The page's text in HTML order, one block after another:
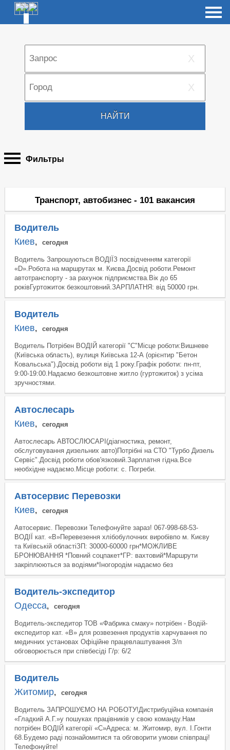
X
X
НАЙТИ
Фильтры
Транспорт, автобизнес - 101 вакансия
Водитель
Киев, сегодня
Водитель Запрошуються ВОДІЇЗ посвідченням категорії
«D».Робота на маршрутах м. Києва.Досвід роботи.Ремонт
автотранспорту - за рахунок підприємства.Вік до 65
роківГуртожиток безкоштовний.ЗАРПЛАТНЯ: від 50000 грн.
Водитель
Киев, сегодня
Водитель Потрібен ВОДІЙ категорії "С"Місце роботи:Вишневе
(Київська область), вулиця Київська 12-А (орієнтир "Бетон
Ковальська").Досвід роботи від 1 року.Графік роботи: пн-пт,
9:00-19:00.Надаємо безкоштовне житло (гуртожиток) з усіма
зручностями.
Автослесарь
Киев, сегодня
Автослесарь АВТОСЛЮСАРІ(діагностика, ремонт,
обслуговування дизельних авто)Потрібні на СТО "Турбо Дизель
Сервіс".Досвід роботи обов'язковий.Зарплатня гідна.Все
необхідне надаємо.Місце роботи: с. Погреби.
Автосервис Перевозки
Киев, сегодня
Автосервис. Перевозки Телефонуйте зараз! 067-998-68-53-
ВОДІЇ кат. «В»Перевезення хлібобулочних виробівпо м. Києву
та Київській областіЗП: 30000-60000 грн*МОЖЛИВЕ
БРОНЮВАННЯ *Повний соцпакет*ГР: вахтовий*Маршрути
закріплюються за водіями*Іногородім надаємо без
Водитель-экспедитор
Одесса, сегодня
Водитель-экспедитор ТОВ «Фабрика смаку» потрібен - Водій-
експедитор кат. «В» для розвезення продуктів харчування по
медичних установах Офіційне працевлаштування З/п
обговорюється при співбесіді Г/р: 6/2
Водитель
Житомир, сегодня
Водитель ЗАПРОШУЄМО НА РОБОТУ!Дистрибуційна компанія
«Гладкий А.Г.»у пошуках працівників у свою команду.Нам
потрібен ВОДІЙ категорії «С»Адреса: м. Житомир, вул. І.Гонти
68.Будемо раді познайомитися та обговорити умови співпраці!
Телефонуйте!